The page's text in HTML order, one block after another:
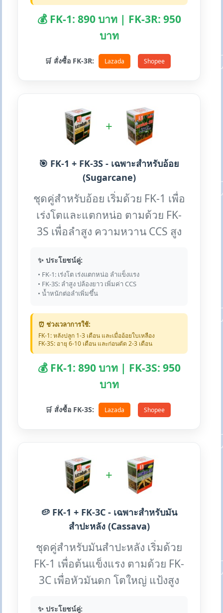
💰 FK-1: 890 บาท | FK-3R: 950
บาท
🛒 สั่งซื้อ FK-3R: Lazada Shopee
+
🎯 FK-1 + FK-3S - เฉพาะสำหรับอ้อย
(Sugarcane)
ชุดคู่สำหรับอ้อย เริ่มด้วย FK-1 เพื่อ
เร่งโตและแตกหน่อ ตามด้วย FK-
3S เพื่อลำสูง ความหวาน CCS สูง
✨ ประโยชน์คู่:
• FK-1: เร่งโต เร่งแตกหน่อ ลำแข็งแรง
• FK-3S: ลำสูง ปล้องยาว เพิ่มค่า CCS
• น้ำหนักต่อลำเพิ่มขึ้น
⏰ ช่วงเวลาการใช้:
FK-1: หลังปลูก 1-3 เดือน และเมื่ออ้อยใบเหลือง
FK-3S: อายุ 6-10 เดือน และก่อนตัด 2-3 เดือน
💰 FK-1: 890 บาท | FK-3S: 950
บาท
🛒 สั่งซื้อ FK-3S: Lazada Shopee
+
🥔 FK-1 + FK-3C - เฉพาะสำหรับมัน
สำปะหลัง (Cassava)
ชุดคู่สำหรับมันสำปะหลัง เริ่มด้วย
FK-1 เพื่อต้นแข็งแรง ตามด้วย FK-
3C เพื่อหัวมันดก โตใหญ่ แป้งสูง
✨ ประโยชน์คู่: